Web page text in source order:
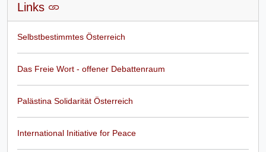
Links
Selbstbestimmtes Österreich
Das Freie Wort - offener Debattenraum
Palästina Solidarität Österreich
International Initiative for Peace